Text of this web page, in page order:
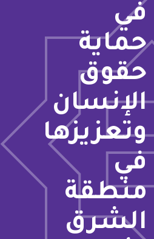
في
حماية
حقوق
الإنسان
وتعزيزها
في
منطقة
الشرق